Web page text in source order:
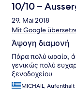
10/10 –
29. Mai 2018
Mit Google
Άψογη διαμονή
Πάρα πολύ ωραία,
γενικώς πολύ
ξενοδοχείου
MICHAIL,